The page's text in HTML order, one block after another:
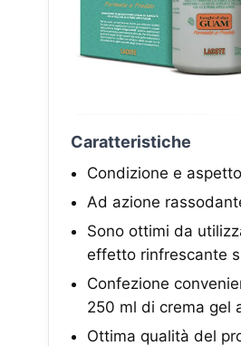
Caratteristiche
Condizione e
Ad azione
Sono ottimi da
effetto rinfrescante
Confezione
250 ml di crema gel
Ottima qualità del